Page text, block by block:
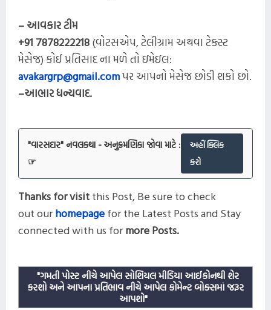
– આવકાર ટીમ
+91 7878222218(વોટસએપ, ટેલીગ્રામ અથવા ટેક્સ્ટ
મેસેજ) કોઈ પ્રતિસાદ ના મળે તો ઇમેઇલ:
avakargrp@gmail.comપર આપનો મેસેજ છોડી શકો છો.
–આભાર ધન્યવાદ.
"વારસદાર" નવલકથા - અનુક્રમણિકા જોવા માટે :
☞
અહીં ક્લિક
કરો
Thanks for visitthis Post,Be sure to check
out ourhomepagefor the Latest Posts andStay
connected with us formorePosts.
"ગમતી પોસ્ટ નીચે આપેલ સોશિયલ મીડિયા આઈકોનથી શેર
કરશો અને આપના પ્રતિભાવ નીચે આપેલ કોમેન્ટ બોક્સમાં જરૂર
આપશો"